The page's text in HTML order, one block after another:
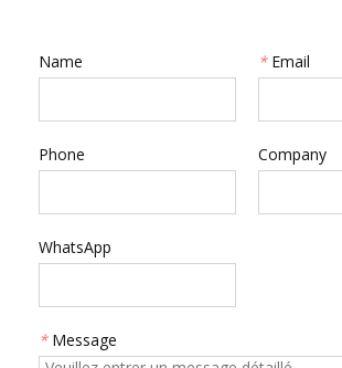
Name * Email
Phone Company
WhatsApp
* Message